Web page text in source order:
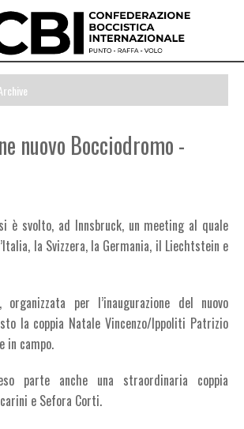
nuovo Bocciodromo -
è svolto, ad Innsbruck, un meeting al quale
la Svizzera, la Germania, il Liechtstein e
organizzata per l’inaugurazione del nuovo
la coppia Natale Vincenzo/Ippoliti Patrizio
in campo.
parte anche una straordinaria coppia
e Sefora Corti.